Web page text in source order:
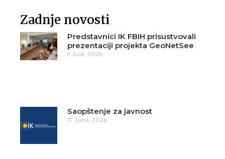
Zadnje novosti
Predstavnici IK FBIH prisustvovali
prezentaciji projekta GeoNetSee
9 Jula, 2026
Saopštenje za javnost
17 Juna, 2026